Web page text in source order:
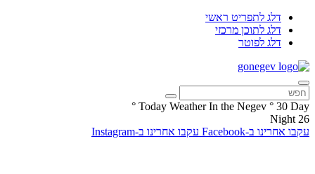
דלג לתפריט ראשי
דלג לתוכן מרכזי
דלג לפוטר
Today Weather In the Negev ° 30 Day
°
26
Night
עקבו אחרינו ב-Facebook
עקבו אחרינו ב-Instagram